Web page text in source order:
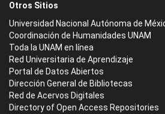
Otros Sitios
Universidad Nacional Autónoma de
Coordinación de Humanidades UNAM
Toda la UNAM en línea
Red Universitaria de Aprendizaje
Portal de Datos Abiertos
Dirección General de Bibliotecas
Red de Acervos Digitales
Directory of Open Access Repositories